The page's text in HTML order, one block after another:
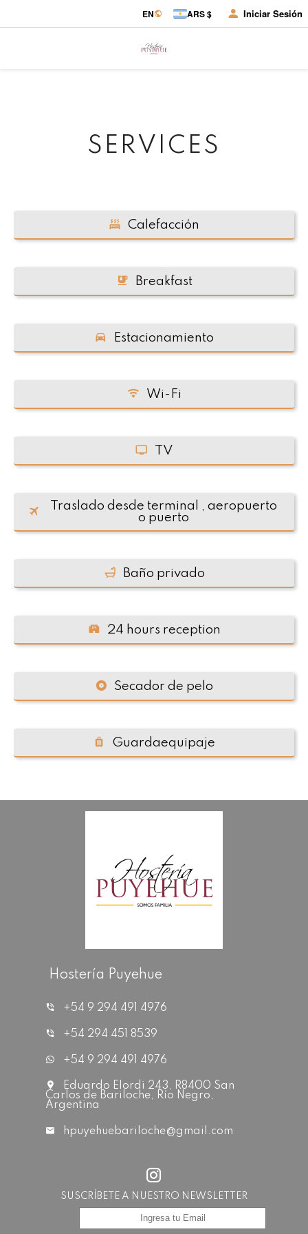
EN ARS $ Iniciar Sesión
SERVICES
Calefacción
Breakfast
Estacionamiento
Wi-Fi
TV
Traslado desde terminal , aeropuerto
o puerto
Baño privado
24 hours reception
Secador de pelo
Guardaequipaje
Hostería Puyehue
+54 9 294 491 4976
+54 294 451 8539
+54 9 294 491 4976
Eduardo Elordi 243, R8400 San
Carlos de Bariloche, Río Negro,
Argentina
hpuyehuebariloche@gmail.com
SUSCRÍBETE A NUESTRO NEWSLETTER